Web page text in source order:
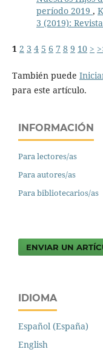
período 2019 ,
3 (2019):
1 2 3 4 5 6 7 8 9 10 >
También puede
para este artículo.
INFORMACIÓN
Para lectores/as
Para autores/as
Para bibliotecarios/as
ENVIAR UN
IDIOMA
Español (España)
English